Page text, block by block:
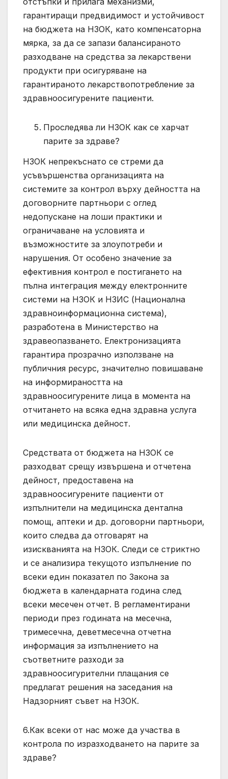
гарантиращи предвидимост и устойчивост
на бюджета на НЗОК, като компенсаторна
мярка, за да се запази балансираното
разходване на средства за лекарствени
продукти при осигуряване на
гарантираното лекарствопотребление за
здравноосигурените пациенти.
Проследява ли НЗОК как се харчат
парите за здраве?
НЗОК непрекъснато се стреми да
усъвършенства организацията на
системите за контрол върху дейността на
договорните партньори с оглед
недопускане на лоши практики и
ограничаване на условията и
възможностите за злоупотреби и
нарушения. От особено значение за
ефективния контрол е постигането на
пълна интеграция между електронните
системи на НЗОК и НЗИС (Национална
здравноинформационна система),
разработена в Министерство на
здравеопазването. Електронизацията
гарантира прозрачно използване на
публичния ресурс, значително повишаване
на информираността на
здравноосигурените лица в момента на
отчитането на всяка една здравна услуга
или медицинска дейност.
Средствата от бюджета на НЗОК се
разходват срещу извършена и отчетена
дейност, предоставена на
здравноосигурените пациенти от
изпълнители на медицинска дентална
помощ, аптеки и др. договорни партньори,
които следва да отговарят на
изискванията на НЗОК. Следи се стриктно
и се анализира текущото изпълнение по
всеки един показател по Закона за
бюджета в календарната година след
всеки месечен отчет. В регламентирани
периоди през годината на месечна,
тримесечна, деветмесечна отчетна
информация за изпълнението на
съответните разходи за
здравноосигурителни плащания се
предлагат решения на заседания на
Надзорният съвет на НЗОК.
6.Как всеки от нас може да участва в
контрола по изразходването на парите за
здраве?